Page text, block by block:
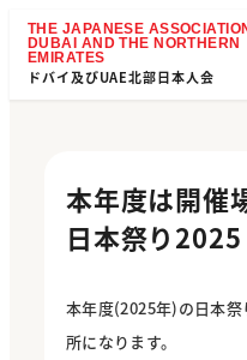
ドバイ及びUAE北部日本人会
本年度は開催
日本祭り2025
本年度(2025年)の日本
所になります。